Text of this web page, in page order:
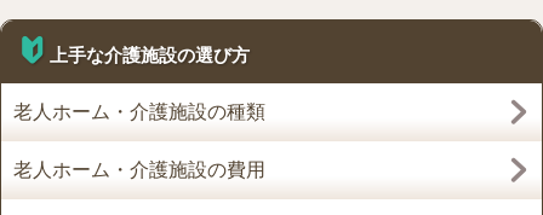
上手な介護施設の選び方
老人ホーム・介護施設の種類
老人ホーム・介護施設の費用